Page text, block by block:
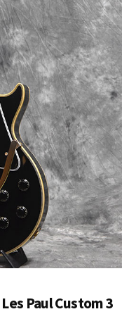
Paul Custom 3